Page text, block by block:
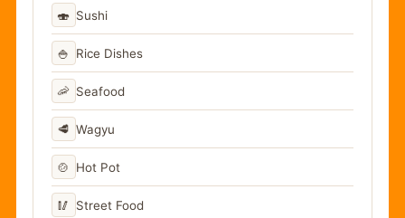
🍣 Sushi
🍚 Rice Dishes
🦐 Seafood
🥩 Wagyu
🍲 Hot Pot
🥢 Street Food